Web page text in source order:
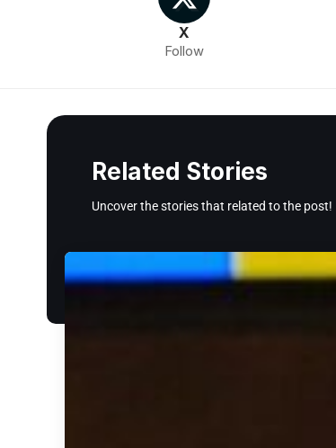
X
Follow
Related Stories
Uncover the stories that related to the post!